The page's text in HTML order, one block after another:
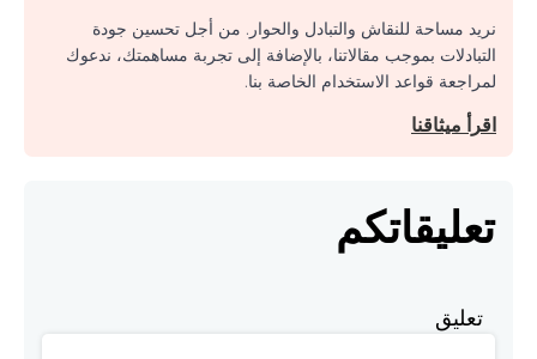
نريد مساحة للنقاش والتبادل والحوار. من أجل تحسين جودة
التبادلات بموجب مقالاتنا، بالإضافة إلى تجربة مساهمتك، ندعوك
لمراجعة قواعد الاستخدام الخاصة بنا.
اقرأ ميثاقنا
تعليقاتكم
تعليق